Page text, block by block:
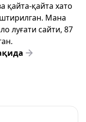
қайта-қайта хато
Мана
луғати сайти, 87